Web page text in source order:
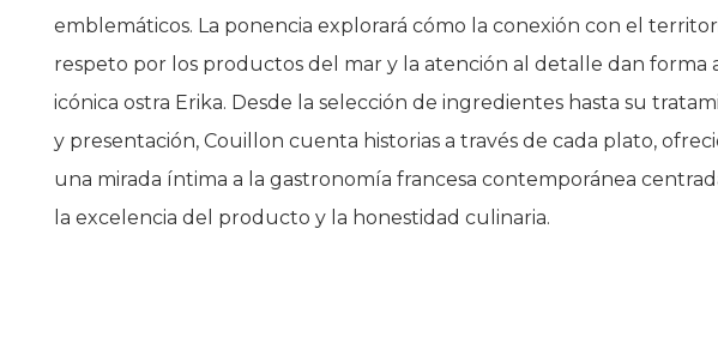
emblemáticos. La ponencia explorará cómo la conexión con el
respeto por los productos del mar y la atención al detalle dan forma
icónica ostra Erika. Desde la selección de ingredientes hasta su
y presentación, Couillon cuenta historias a través de cada plato,
una mirada íntima a la gastronomía francesa contemporánea
la excelencia del producto y la honestidad culinaria.